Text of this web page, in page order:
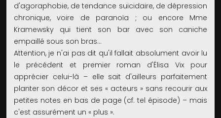
d'agoraphobie, de tendance suicidaire, de dépression
chronique, voire de paranoïa ; ou encore Mme
Kramewsky qui tient son bar avec son caniche
empaillé sous son bras...
Attention, je n'ai pas dit qu'il fallait absolument avoir lu
le précédent et premier roman d'Élisa Vix pour
apprécier celui-là – elle sait d'ailleurs parfaitement
planter son décor et ses « acteurs » sans recourir aux
petites notes en bas de page (cf. tel épisode) – mais
c'est assurément un « plus ».